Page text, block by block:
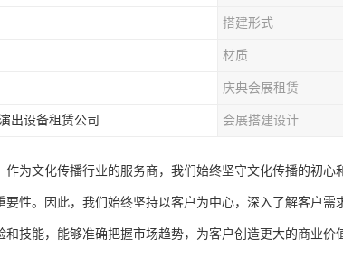
搭建形式
材质
庆典会展租赁
出设备租赁公司 会展搭建设计
作为文化传播行业的服务商，我们始终坚守文化传播的初
要性。因此，我们始终坚持以客户为中心，深入了解客户
和技能，能够准确把握市场趋势，为客户创造更大的商业